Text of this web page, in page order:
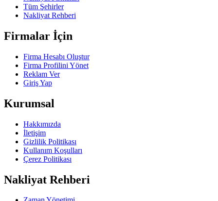
Tüm Şehirler
Nakliyat Rehberi
Firmalar İçin
Firma Hesabı Oluştur
Firma Profilini Yönet
Reklam Ver
Giriş Yap
Kurumsal
Hakkımızda
İletişim
Gizlilik Politikası
Kullanım Koşulları
Çerez Politikası
Nakliyat Rehberi